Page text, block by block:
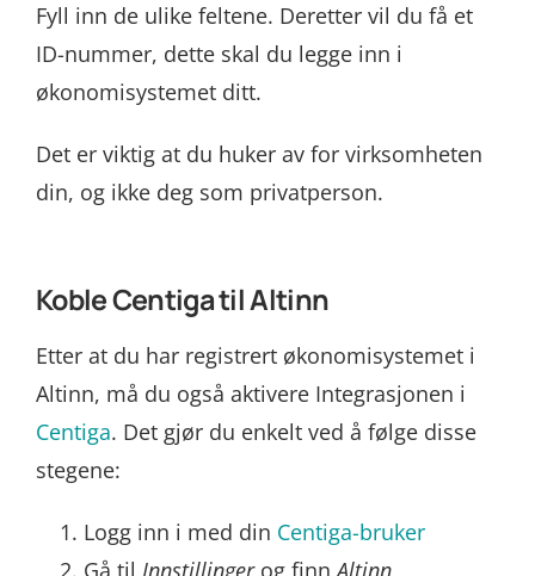
Fyll inn de ulike feltene. Deretter vil du få et
ID-nummer, dette skal du legge inn i
økonomisystemet ditt.
Det er viktig at du huker av for virksomheten
din, og ikke deg som privatperson.
Koble Centiga til Altinn
Etter at du har registrert økonomisystemet i
Altinn, må du også aktivere Integrasjonen i
Centiga. Det gjør du enkelt ved å følge disse
stegene:
Logg inn i med din Centiga-bruker
Gå til Innstillingerog finn Altinn